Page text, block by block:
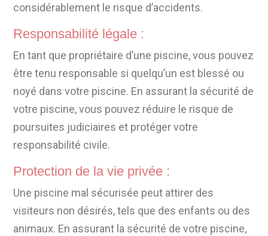
considérablement le risque d’accidents.
Responsabilité légale :
En tant que propriétaire d’une piscine, vous pouvez
être tenu responsable si quelqu’un est blessé ou
noyé dans votre piscine. En assurant la sécurité de
votre piscine, vous pouvez réduire le risque de
poursuites judiciaires et protéger votre
responsabilité civile.
Protection de la vie privée :
Une piscine mal sécurisée peut attirer des
visiteurs non désirés, tels que des enfants ou des
animaux. En assurant la sécurité de votre piscine,